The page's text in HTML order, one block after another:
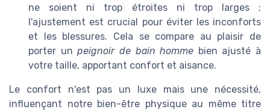
ne soient ni trop étroites ni trop larges ;
l'ajustement est crucial pour éviter les inconforts
et les blessures. Cela se compare au plaisir de
porter unpeignoir de bain homme bien ajusté à
votre taille, apportant confort et aisance.
Le confort n'est pas un luxe mais une nécessité,
influençant notre bien-être physique au même titre